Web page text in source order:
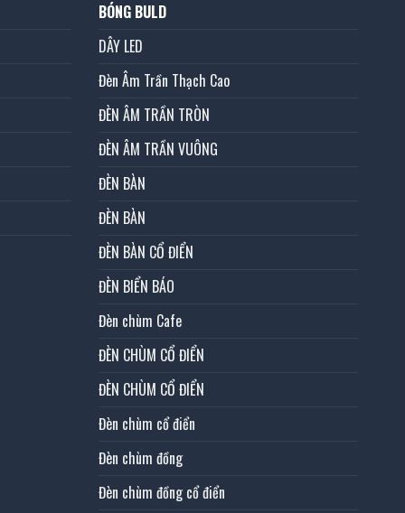
BÓNG BULD
DÂY LED
Đèn Âm Trần Thạch Cao
ĐÈN ÂM TRẦN TRÒN
ĐÈN ÂM TRẦN VUÔNG
ĐÈN BÀN
ĐÈN BÀN
ĐÈN BÀN CỔ ĐIỂN
ĐÈN BIỂN BÁO
Đèn chùm Cafe
ĐÈN CHÙM CỔ ĐIỂN
ĐÈN CHÙM CỔ ĐIỂN
Đèn chùm cổ điển
Đèn chùm đồng
Đèn chùm đồng cổ điển